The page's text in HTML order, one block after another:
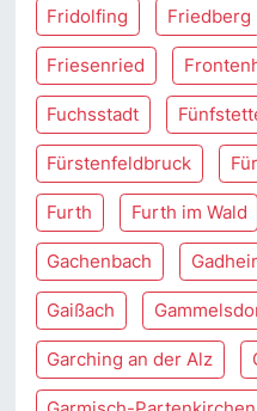
Fridolfing Friedberg
Friesenried
Fuchsstadt
Fürstenfeldbruck
Furth Furth im Wald
Gachenbach
Gaißach
Garching an der Alz